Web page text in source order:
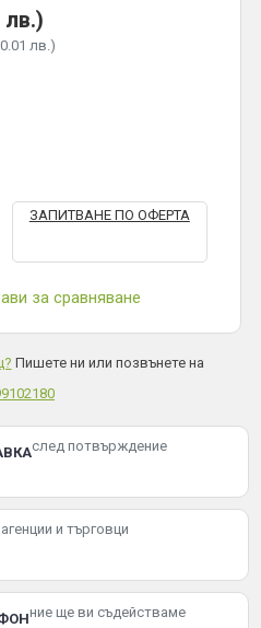
лв.)
лв.)
ЗАПИТВАНЕ ПО ОФЕРТА
за сравняване
Пишете ни или позвънете на
след потвърждение
и търговци
ние ще ви съдействаме